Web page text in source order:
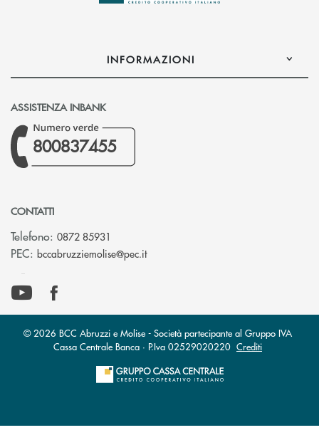
INFORMAZIONI
ASSISTENZA INBANK
800837455
CONTATTI
Telefono: 0872 85931
PEC: bccabruzziemolise@pec.it(si apre l’app di posta elettronica)
© 2026 BCC Abruzzi e Molise - Società partecipante al Gruppo IVA
Cassa Centrale Banca · P.Iva 02529020220 Crediti